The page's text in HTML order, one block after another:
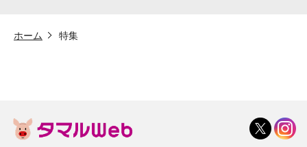
ホーム 特集